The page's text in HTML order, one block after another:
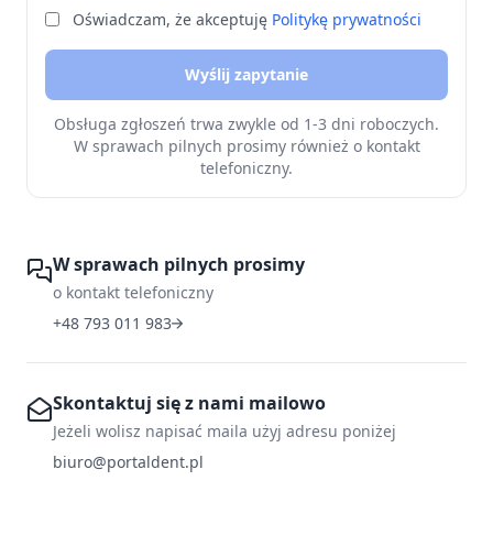
Oświadczam, że akceptuję Politykę prywatności
Wyślij zapytanie
Obsługa zgłoszeń trwa zwykle od 1-3 dni roboczych.
W sprawach pilnych prosimy również o kontakt
telefoniczny.
W sprawach pilnych prosimy
o kontakt telefoniczny
+48 793 011 983
Skontaktuj się z nami mailowo
Jeżeli wolisz napisać maila użyj adresu poniżej
biuro@portaldent.pl